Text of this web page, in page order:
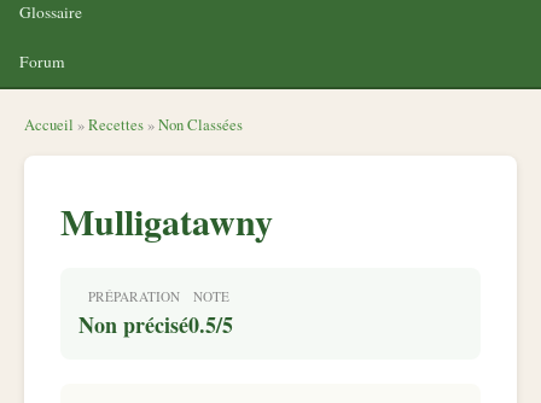
Glossaire
Forum
Accueil »Recettes »Non Classées
Mulligatawny
PRÉPARATION
Non précisé
NOTE
0.5/5